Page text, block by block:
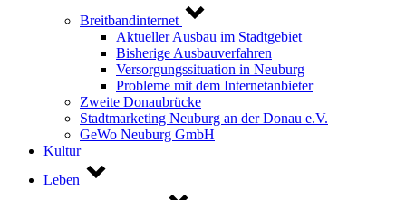
Breitbandinternet
Aktueller Ausbau im Stadtgebiet
Bisherige Ausbauverfahren
Versorgungssituation in Neuburg
Probleme mit dem Internetanbieter
Zweite Donaubrücke
Stadtmarketing Neuburg an der Donau e.V.
GeWo Neuburg GmbH
Kultur
Leben